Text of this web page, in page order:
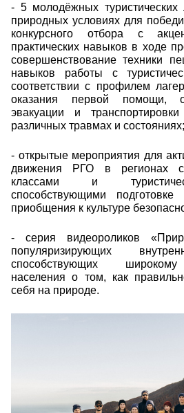
- 5 молодёжных туристических
природных условиях для
конкурсного отбора с
практических навыков в ходе
совершенствование техники
навыков работы с
соответствии с профилем
оказания первой помощи,
эвакуации и
различных травмах и состояниях;
- открытые мероприятия для
движения РГО в регионах
классами и
способствующими
приобщения к культуре
- серия видеороликов
популяризирующих
способствующих
населения о том, как
себя на природе.